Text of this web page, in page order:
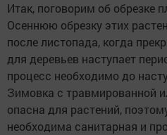
Итак, поговорим об обрезке
Осеннюю обрезку этих
после листопада, когда
для деревьев наступает
процесс необходимо до
Зимовка с травмированной
опасна для растений,
необходима санитарная и